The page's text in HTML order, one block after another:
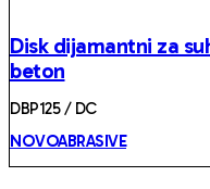
Disk dijamantni za
beton
DBP125 / DC
NOVOABRASIVE